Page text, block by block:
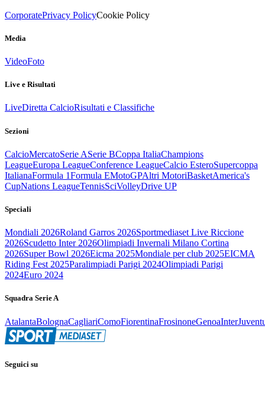
CorporatePrivacy PolicyCookie Policy
Media
VideoFoto
Live e Risultati
LiveDiretta CalcioRisultati e Classifiche
Sezioni
CalcioMercatoSerie ASerie BCoppa ItaliaChampions
LeagueEuropa LeagueConference LeagueCalcio EsteroSupercoppa
ItalianaFormula 1Formula EMotoGPAltri MotoriBasketAmerica's
CupNations LeagueTennisSciVolleyDrive UP
Speciali
Mondiali 2026Roland Garros 2026Sportmediaset Live Riccione
2026Scudetto Inter 2026Olimpiadi Invernali Milano Cortina
2026Super Bowl 2026Eicma 2025Mondiale per club 2025EICMA
Riding Fest 2025Paralimpiadi Parigi 2024Olimpiadi Parigi
2024Euro 2024
Squadra Serie A
AtalantaBolognaCagliariComoFiorentinaFrosinoneGenoaInter
Seguici su